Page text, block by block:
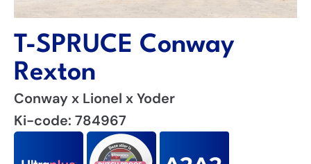
T-SPRUCE Conway
Rexton
Conway x Lionel x Yoder
Ki-code: 784967